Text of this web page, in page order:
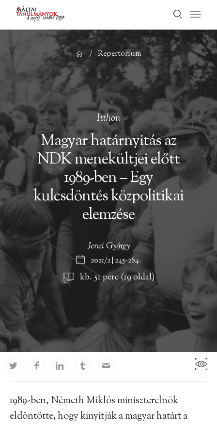
/ Repertórium
Itthon
Magyar határnyitás az
NDK menekültjei előtt
1989-ben – Egy
kulcsdöntés közpolitikai
elemzése
Jenei György
2021/2 | 245-264.
kb. 51 perc (19 oldal)
1989-ben, Németh Miklós miniszterelnök
eldöntötte, hogy kinyitják a magyar határt a